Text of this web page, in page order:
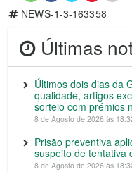
NEWS-1-3-163358
Últimas
Últimos dois dias da
qualidade, artigos
sorteio com prémios
8 de Agosto de 2026 às
Prisão preventiva
suspeito de tentativa
8 de Agosto de 2026 às